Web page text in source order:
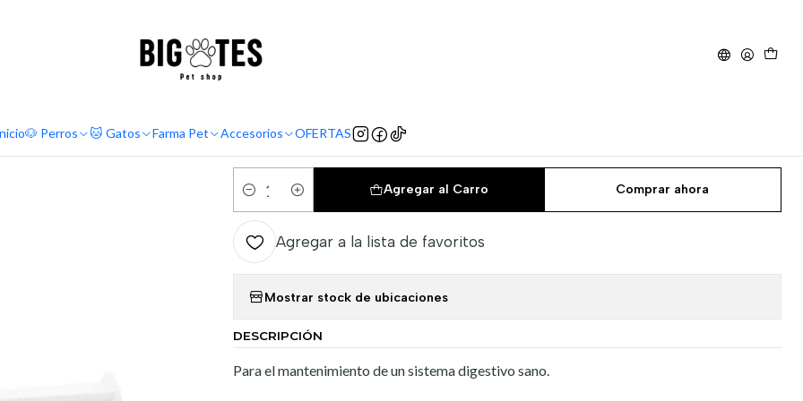
🐶 Perros 🐱 Gatos Farma Pet Accesorios OFERTAS
Farma Pet Farmacia Canigest combi 32 ML
Canigest combi 32 ML
Cantidad
Agregar al Carro Comprar ahora
Agregar a la lista de favoritos
Mostrar stock de ubicaciones
DESCRIPCIÓN
Para el mantenimiento de un sistema digestivo sano.